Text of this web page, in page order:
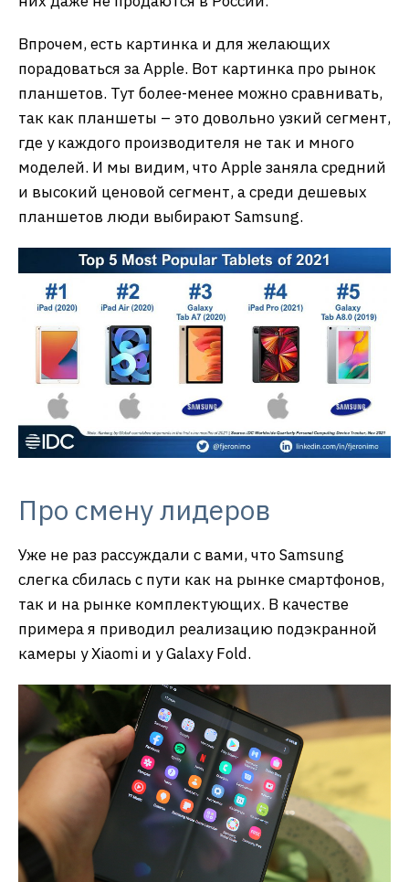
Впрочем, есть картинка и для желающих
порадоваться за Apple. Вот картинка про рынок
планшетов. Тут более-менее можно сравнивать,
так как планшеты – это довольно узкий сегмент,
где у каждого производителя не так и много
моделей. И мы видим, что Apple заняла средний
и высокий ценовой сегмент, а среди дешевых
планшетов люди выбирают Samsung.
Про смену лидеров
Уже не раз рассуждали с вами, что Samsung
слегка сбилась с пути как на рынке смартфонов,
так и на рынке комплектующих. В качестве
примера я приводил реализацию подэкранной
камеры у Xiaomi и у Galaxy Fold.